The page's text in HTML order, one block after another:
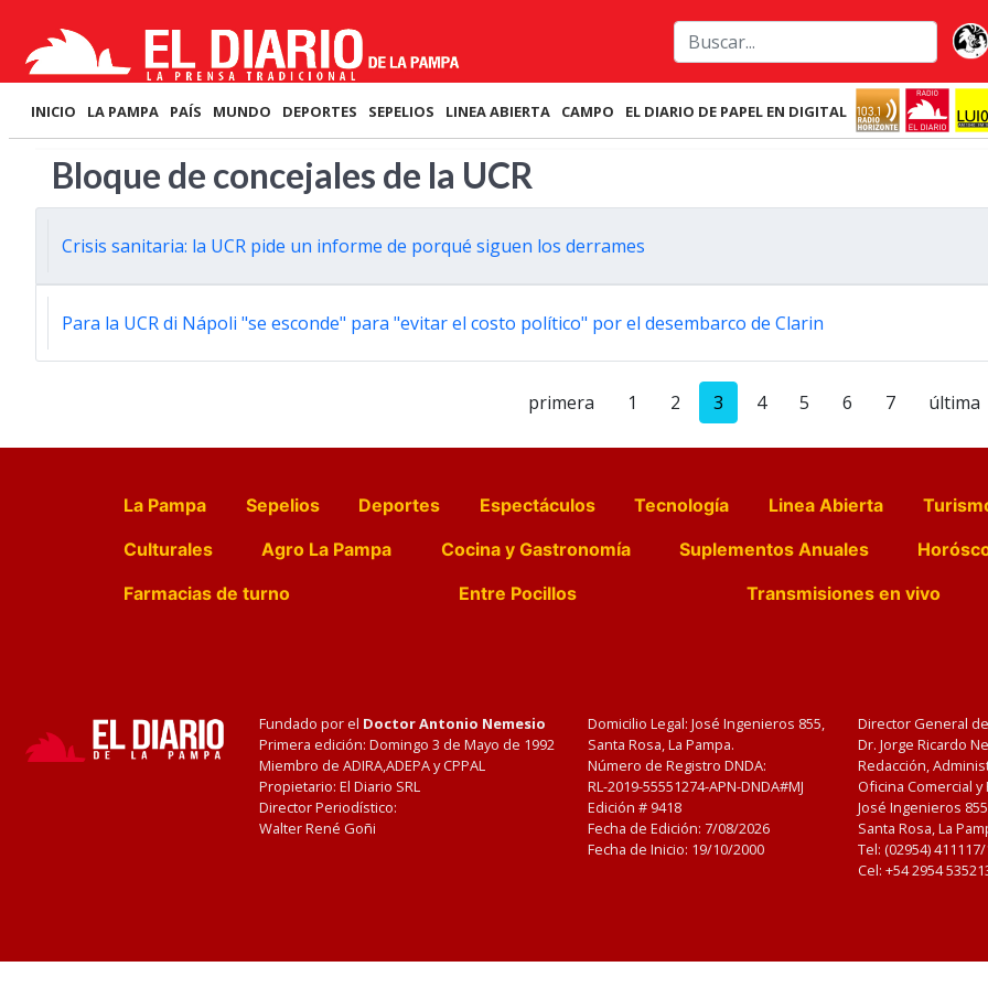
INICIO LA PAMPA PAÍS MUNDO DEPORTES SEPELIOS LINEA ABIERTA CAMPO EL DIARIO DE PAPEL EN DIGITAL
Bloque de concejales de la UCR
Crisis sanitaria: la UCR pide un informe de porqué siguen los derrames
Para la UCR di Nápoli "se esconde" para "evitar el costo político" por el desembarco de Clarin
primera 1 2 3 4 5 6 7 última
La Pampa Sepelios Deportes Espectáculos Tecnología Linea Abierta
Culturales
Agro La Pampa Cocina y Gastronomía Suplementos Anuales
Farmacias de turno
Entre Pocillos Transmisiones en vivo
Fundado por el Doctor Antonio Nemesio
Primera edición: Domingo 3 de Mayo de 1992
Miembro de ADIRA,ADEPA y CPPAL
Propietario: El Diario SRL
Director Periodístico:
Walter René Goñi
Domicilio Legal: José Ingenieros 855,
Santa Rosa, La Pampa.
Número de Registro DNDA:
RL-2019-55551274-APN-DNDA#MJ
Edición # 9418
Fecha de Edición: 7/08/2026
Fecha de Inicio: 19/10/2000
Director General
Dr. Jorge Ricardo
Redacción,
Oficina Comercial
José Ingenieros
Santa Rosa, La
Tel: (02954)
Cel: +54 2954